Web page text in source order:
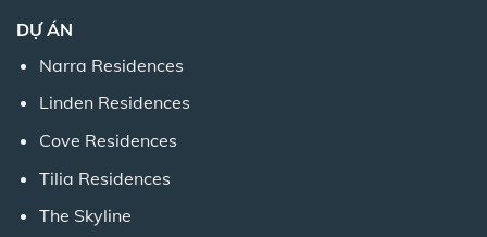
DỰ ÁN
Narra Residences
Linden Residences
Cove Residences
Tilia Residences
The Skyline